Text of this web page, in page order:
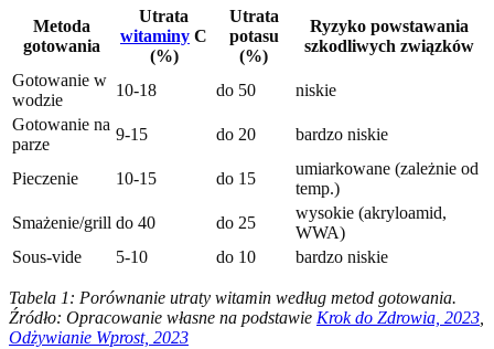
Metoda
gotowania
Utrata
witaminy C
(%)
Utrata
potasu
(%)
Ryzyko powstawania
szkodliwych związków
Gotowanie w
wodzie
10-18 do 50
niskie
Gotowanie na
parze
9-15 do 20 bardzo niskie
Pieczenie 10-15 do 15
umiarkowane (zależnie od
temp.)
Smażenie/grill do 40 do 25
wysokie (akryloamid,
WWA)
Sous-vide
5-10 do 10 bardzo niskie
Tabela 1: Porównanie utraty witamin według metod gotowania.
Źródło: Opracowanie własne na podstawie Krok do Zdrowia, 2023
Odżywianie Wprost, 2023